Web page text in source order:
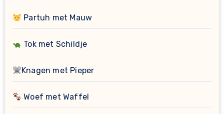
Partuh met Mauw
Tok met Schildje
Knagen met Pieper
Woef met Waffel